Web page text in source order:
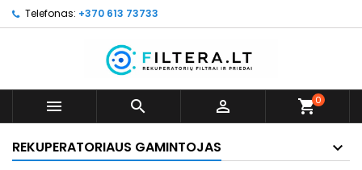
Telefonas: +370 613 73733
   shopping_cart0
REKUPERATORIAUS GAMINTOJAS